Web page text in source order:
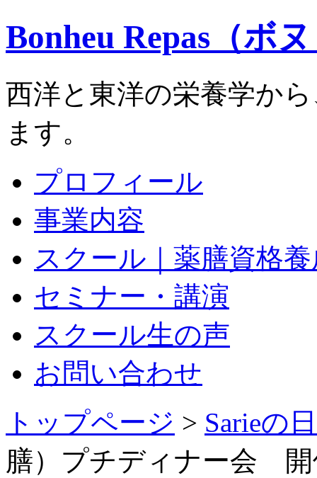
Bonheu Repas（ボ
西洋と東洋の栄養学か
ます。
プロフィール
事業内容
スクール｜薬膳資格
セミナー・講演
スクール生の声
お問い合わせ
トップページ > Sarieの
膳）プチディナー会